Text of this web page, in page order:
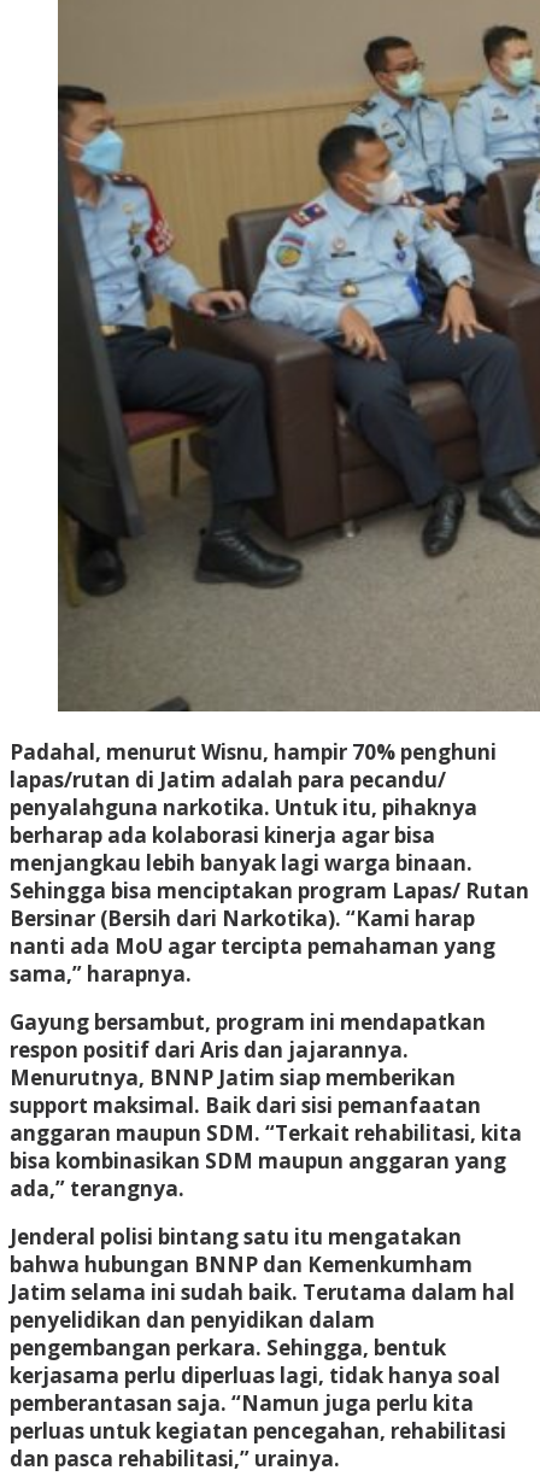
Padahal, menurut Wisnu, hampir 70% penghuni
lapas/rutan di Jatim adalah para pecandu/
penyalahguna narkotika. Untuk itu, pihaknya
berharap ada kolaborasi kinerja agar bisa
menjangkau lebih banyak lagi warga binaan.
Sehingga bisa menciptakan program Lapas/ Rutan
Bersinar (Bersih dari Narkotika). “Kami harap
nanti ada MoU agar tercipta pemahaman yang
sama,” harapnya.
Gayung bersambut, program ini mendapatkan
respon positif dari Aris dan jajarannya.
Menurutnya, BNNP Jatim siap memberikan
support maksimal. Baik dari sisi pemanfaatan
anggaran maupun SDM. “Terkait rehabilitasi, kita
bisa kombinasikan SDM maupun anggaran yang
ada,” terangnya.
Jenderal polisi bintang satu itu mengatakan
bahwa hubungan BNNP dan Kemenkumham
Jatim selama ini sudah baik. Terutama dalam hal
penyelidikan dan penyidikan dalam
pengembangan perkara. Sehingga, bentuk
kerjasama perlu diperluas lagi, tidak hanya soal
pemberantasan saja. “Namun juga perlu kita
perluas untuk kegiatan pencegahan, rehabilitasi
dan pasca rehabilitasi,” urainya.